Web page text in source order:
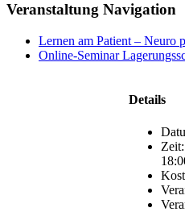
Veranstaltung Navigation
Lernen am Patient – Neuro
Online-Seminar
Details
Zeit: